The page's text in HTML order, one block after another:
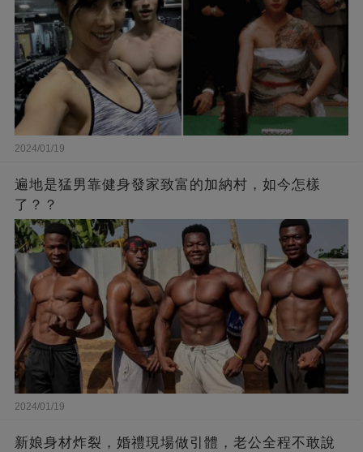
2024/01/19
遍地是猛男靠健身發家致富的加納村，如今怎樣
了？？
2024/01/19
新娘身材炸裂，婚禮現場做引體，老公全程不敢說